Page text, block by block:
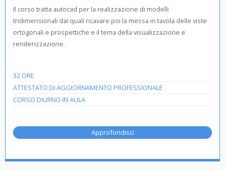
Il corso tratta autocad per la realizzazione di modelli
tridimensionali dai quali ricavare poi la messa in tavola delle viste
ortogonali e prospettiche e il tema della visualizzazione e
renderizzazione.
32 ORE
ATTESTATO DI AGGIORNAMENTO PROFESSIONALE
CORSO DIURNO IN AULA
Approfondisci